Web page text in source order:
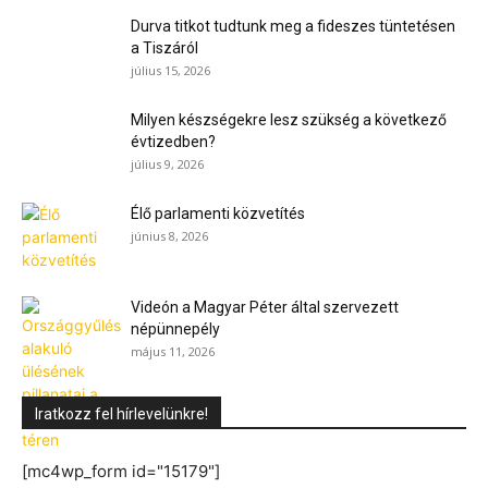
Durva titkot tudtunk meg a fideszes tüntetésen
a Tiszáról
július 15, 2026
Milyen készségekre lesz szükség a következő
évtizedben?
július 9, 2026
Élő parlamenti közvetítés
június 8, 2026
Videón a Magyar Péter által szervezett
népünnepély
május 11, 2026
Iratkozz fel hírlevelünkre!
[mc4wp_form id="15179"]